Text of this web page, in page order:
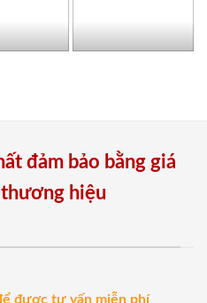
đảm bảo bằng giá
hiệu
được tư vấn miễn phí